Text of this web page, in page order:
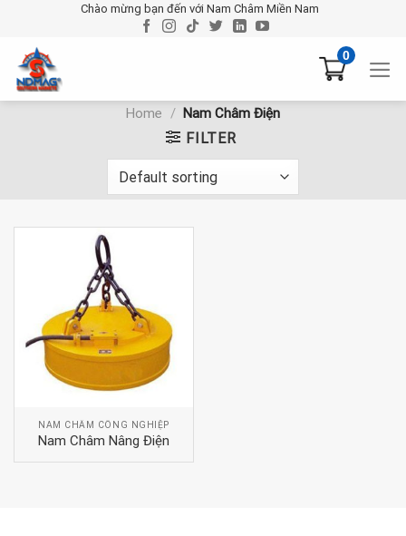
dung
Chào mừng bạn đến với Nam Châm Miền Nam
0
Home / Nam Châm Điện
FILTER
NAM CHÂM CÔNG NGHIỆP
Nam Châm Nâng Điện